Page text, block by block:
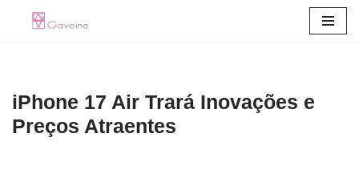
conteúdo
iPhone 17 Air Trará Inovações e
Preços Atraentes